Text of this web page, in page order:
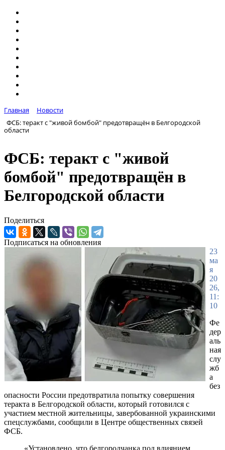
Главная
Новости
ФСБ: теракт с "живой бомбой" предотвращён в Белгородской
области
ФСБ: теракт с "живой
бомбой" предотвращён в
Белгородской области
Поделиться
Подписаться на обновления
23
ма
я
20
26,
11:
10
Фе
дер
аль
ная
слу
жб
а
без
опасности России предотвратила попытку совершения
теракта в Белгородской области, который готовился с
участием местной жительницы, завербованной украинскими
спецслужбами, сообщили в Центре общественных связей
ФСБ.
«Установлено, что белгородчанка под влиянием